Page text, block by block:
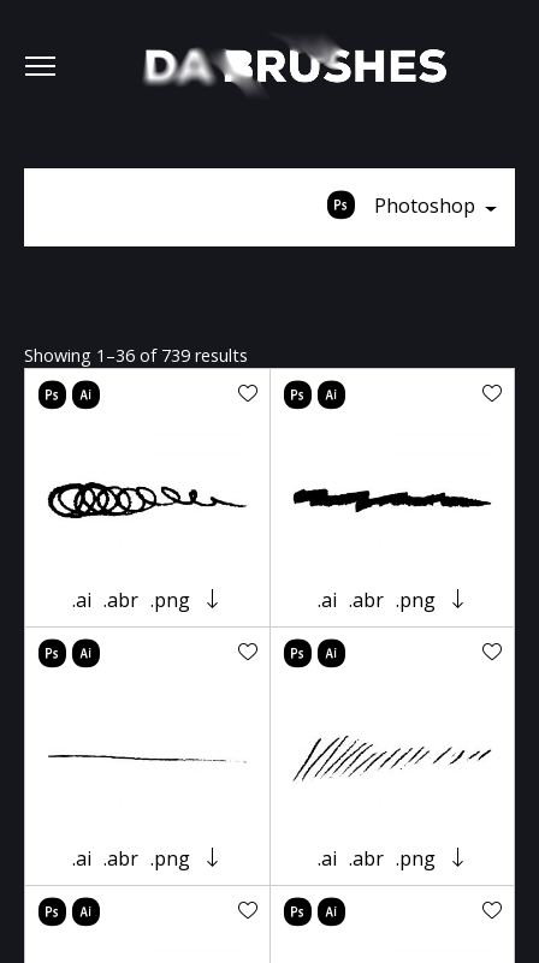
Photoshop
Showing 1–36 of 739 results
.ai .abr .png .ai .abr .png
.ai .abr .png .ai .abr .png